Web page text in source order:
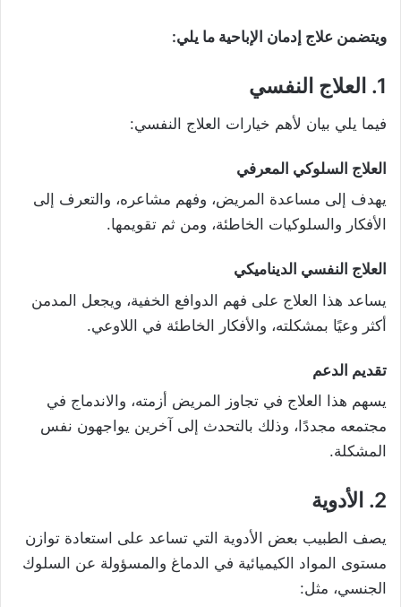
ويتضمن علاج إدمان الإباحية ما يلي:
1. العلاج النفسي
فيما يلي بيان لأهم خيارات العلاج النفسي:
العلاج السلوكي المعرفي
يهدف إلى مساعدة المريض، وفهم مشاعره، والتعرف إلى
الأفكار والسلوكيات الخاطئة، ومن ثم تقويمها.
العلاج النفسي الديناميكي
يساعد هذا العلاج على فهم الدوافع الخفية، ويجعل المدمن
أكثر وعيًا بمشكلته، والأفكار الخاطئة في اللاوعي.
تقديم الدعم
يسهم هذا العلاج في تجاوز المريض أزمته، والاندماج في
مجتمعه مجددًا، وذلك بالتحدث إلى آخرين يواجهون نفس
المشكلة.
2. الأدوية
يصف الطبيب بعض الأدوية التي تساعد على استعادة توازن
مستوى المواد الكيميائية في الدماغ والمسؤولة عن السلوك
الجنسي، مثل: